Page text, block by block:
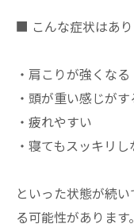
■ こんな症状はあ
・肩こりが強くなる
・頭が重い感じがす
・疲れやすい
・寝てもスッキリし
といった状態が続
る可能性があります。